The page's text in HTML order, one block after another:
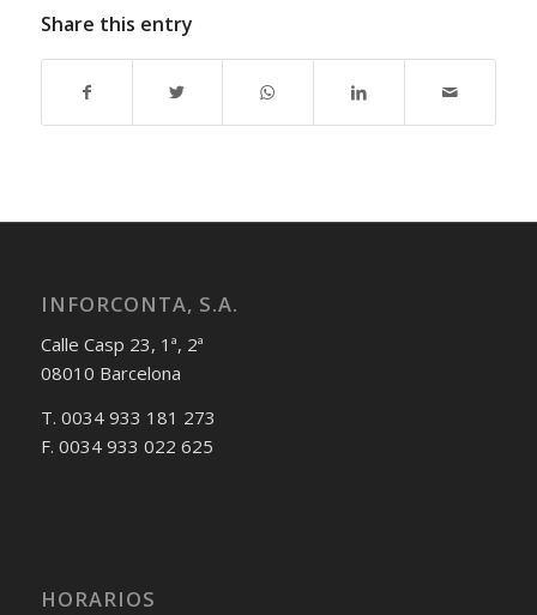
Share this entry
INFORCONTA, S.A.
Calle Casp 23, 1ª, 2ª
08010 Barcelona
T. 0034 933 181 273
F. 0034 933 022 625
HORARIOS